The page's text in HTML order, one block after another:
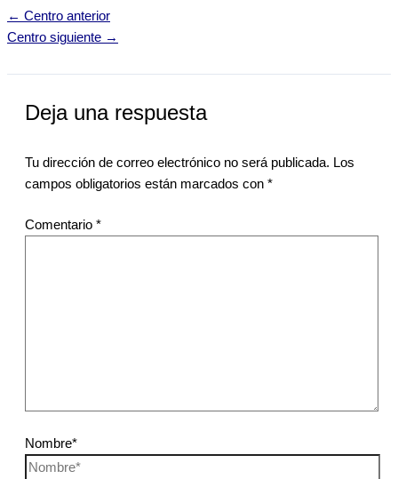
← Centro anterior
Centro siguiente →
Deja una respuesta
Tu dirección de correo electrónico no será publicada. Los
campos obligatorios están marcados con *
Comentario *
Nombre*